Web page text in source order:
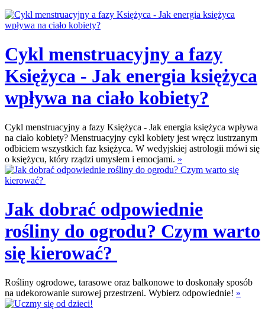
Cykl menstruacyjny a fazy
Księżyca - Jak energia księżyca
wpływa na ciało kobiety?
Cykl menstruacyjny a fazy Księżyca - Jak energia księżyca wpływa
na ciało kobiety? Menstruacyjny cykl kobiety jest wręcz lustrzanym
odbiciem wszystkich faz księżyca. W wedyjskiej astrologii mówi się
o księżycu, który rządzi umysłem i emocjami. »
Jak dobrać odpowiednie
rośliny do ogrodu? Czym warto
się kierować?
Rośliny ogrodowe, tarasowe oraz balkonowe to doskonały sposób
na udekorowanie surowej przestrzeni. Wybierz odpowiednie! »